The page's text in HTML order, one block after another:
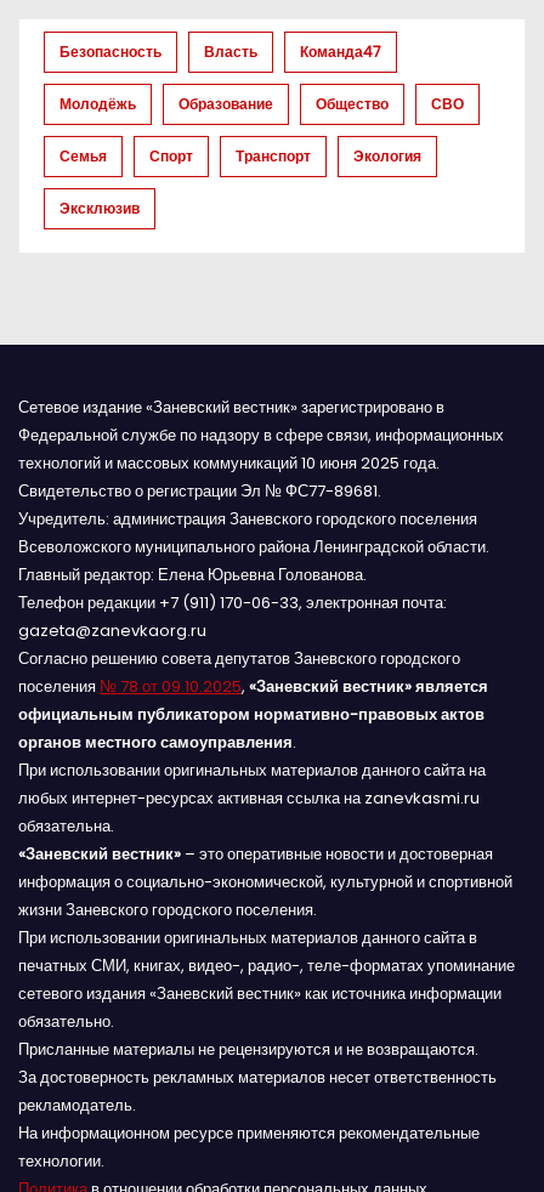
а
п
Безопасность Власть Команда47
Молодёжь Образование Общество СВО
Семья Спорт Транспорт Экология
Эксклюзив
Сетевое издание «Заневский вестник» зарегистрировано в
Федеральной службе по надзору в сфере связи, информационных
технологий и массовых коммуникаций 10 июня 2025 года.
Свидетельство о регистрации Эл № ФС77-89681.
Учредитель: администрация Заневского городского поселения
Всеволожского муниципального района Ленинградской области.
Главный редактор: Елена Юрьевна Голованова.
Телефон редакции +7 (911) 170-06-33, электронная почта:
gazeta@zanevkaorg.ru
Согласно решению совета депутатов Заневского городского
поселения № 78 от 09.10.2025, «Заневский вестник» является
официальным публикатором нормативно-правовых актов
органов местного самоуправления.
При использовании оригинальных материалов данного сайта на
любых интернет-ресурсах активная ссылка на zanevkasmi.ru
обязательна.
«Заневский вестник» – это оперативные новости и достоверная
информация о социально-экономической, культурной и спортивной
жизни Заневского городского поселения.
При использовании оригинальных материалов данного сайта в
печатных СМИ, книгах, видео-, радио-, теле-форматах упоминание
сетевого издания «Заневский вестник» как источника информации
обязательно.
Присланные материалы не рецензируются и не возвращаются.
За достоверность рекламных материалов несет ответственность
рекламодатель.
На информационном ресурсе применяются рекомендательные
технологии.